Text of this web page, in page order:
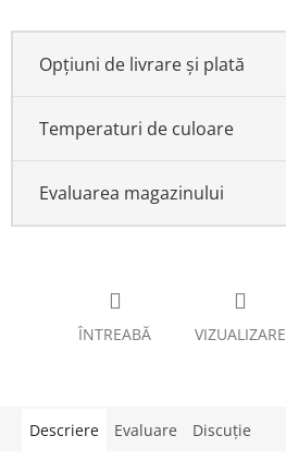
Opțiuni de livrare și plată
Temperaturi de culoare
Evaluarea magazinului
ÎNTREABĂ VIZUALIZARE
Descriere Evaluare Discuţie